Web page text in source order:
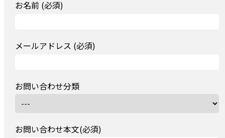
お名前 (必須)
メールアドレス (必須)
お問い合わせ分類
お問い合わせ本文(必須)